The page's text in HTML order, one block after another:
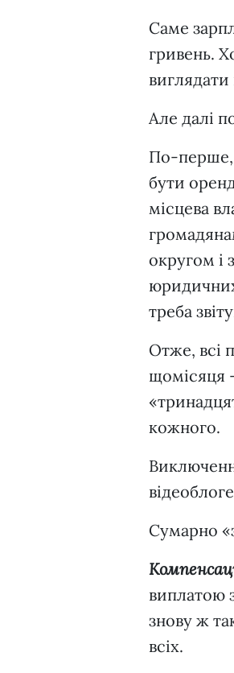
Саме
гривень.
Але далі
По-
бути
місцева
округом і
треба
Отже, всі
щомісяця
кожного.
Сумарно
виплатою
знову ж
всіх.